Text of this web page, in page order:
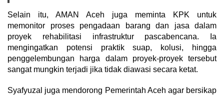
Selain itu, AMAN Aceh juga meminta KPK untuk
memonitor proses pengadaan barang dan jasa dalam
proyek rehabilitasi infrastruktur pascabencana. Ia
mengingatkan potensi praktik suap, kolusi, hingga
penggelembungan harga dalam proyek-proyek tersebut
sangat mungkin terjadi jika tidak diawasi secara ketat.
Syafyuzal juga mendorong Pemerintah Aceh agar bersikap